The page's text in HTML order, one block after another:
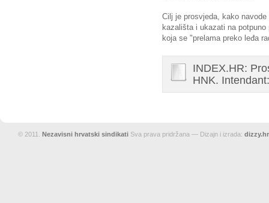
Cilj je prosvjeda, kako
kazališta i ukazati na
koja se "prelama preko leđa
INDEX.HR:
HNK.
© 2011. Nezavisni hrvatski sindikati Sva prava pridržana — Dizajn i izrada: dizzy.hr